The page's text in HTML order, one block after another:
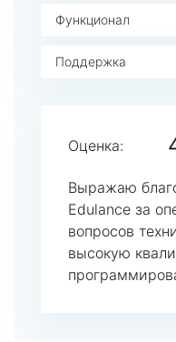
Функционал
Поддержка
Оценка:
Выражаю
Edulance за
вопросов
высокую